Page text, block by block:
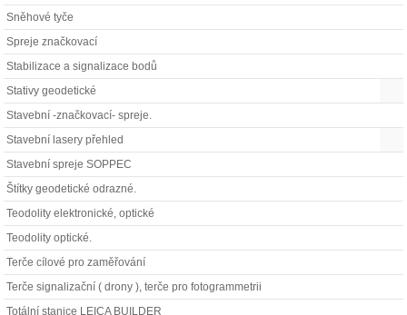
Sněhové tyče
Spreje značkovací
Stabilizace a signalizace bodů
Stativy geodetické
Stavební -značkovací- spreje.
Stavební lasery přehled
Stavební spreje SOPPEC
Štítky geodetické odrazné.
Teodolity elektronické, optické
Teodolity optické.
Terče cílové pro zaměřování
Terče signalizační ( drony ), terče pro fotogrammetrii
Totální stanice LEICA BUILDER